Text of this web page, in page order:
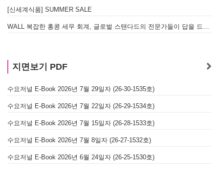
[신세계식품] SUMMER SALE
지면보기 PDF
수요저널 E-Book 2026년 7월 29일자 (26-30-1535호)
수요저널 E-Book 2026년 7월 22일자 (26-29-1534호)
수요저널 E-Book 2026년 7월 15일자 (26-28-1533호)
수요저널 E-Book 2026년 7월 8일자 (26-27-1532호)
수요저널 E-Book 2026년 6월 24일자 (26-25-1530호)